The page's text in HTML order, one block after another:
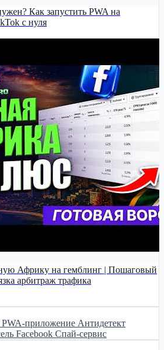
Как запустить PWA на
с нуля
Африку на гемблинг | Пошаговый
арбитраж трафика
PWA-приложение Антидетект
Facebook Спай-сервис